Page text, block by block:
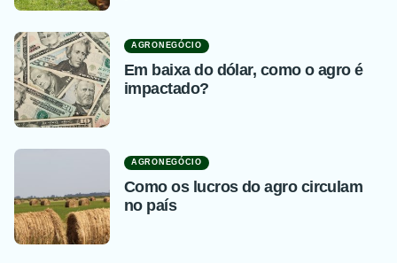
AGRONEGÓCIO
Em baixa do dólar, como o agro é
impactado?
AGRONEGÓCIO
Como os lucros do agro circulam
no país